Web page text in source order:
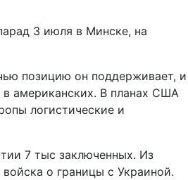
3 июля в Минске, на
позицию он поддерживает, и
в американских. В планах США
логистические и
7 тыс заключенных. Из
о границы с Украиной.